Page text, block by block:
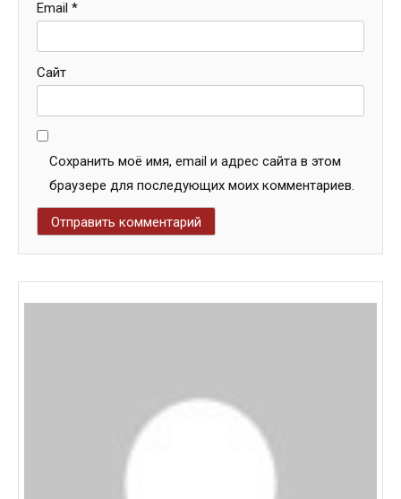
Email *
Сайт
Сохранить моё имя, email и адрес сайта в этом
браузере для последующих моих комментариев.